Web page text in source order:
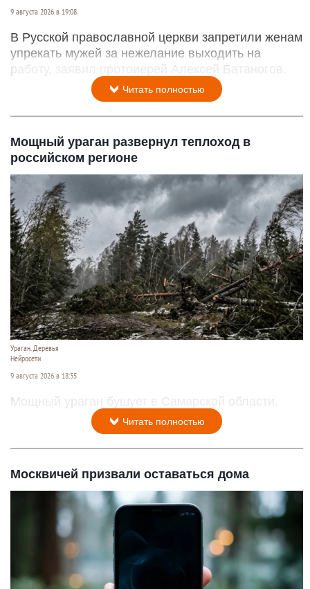
9 августа 2026 в 19:08
В Русской православной церкви запретили женам
упрекать мужей за нежелание выходить на
работу, заявил протоиерей Алексей Батаногов.
Читать полностью
Мощный ураган развернул теплоход в
российском регионе
Ураган. Деревья
Нейросети
9 августа 2026 в 18:35
Мощный ураган бушует в Самарской области.
Читать полностью
Москвичей призвали оставаться дома